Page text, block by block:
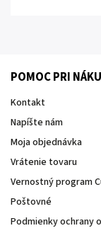
POMOC PRI
Kontakt
Napíšte nám
Moja objednávka
Vrátenie tovaru
Vernostný program
Poštovné
Podmienky ochrany